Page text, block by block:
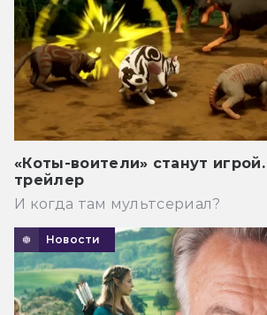
«Коты-воители» станут
трейлер
И когда там мультсериал?
Новости